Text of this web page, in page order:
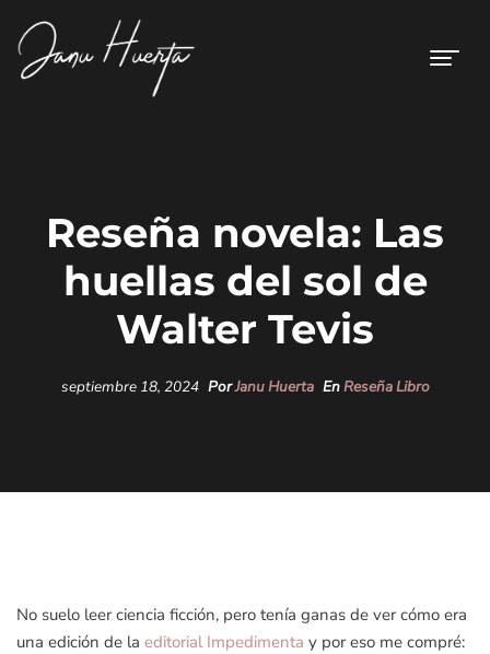
Reseña novela: Las
huellas del sol de
Walter Tevis
septiembre 18, 2024 PorJanu Huerta EnReseña Libro
No suelo leer ciencia ficción, pero tenía ganas de ver cómo era
una edición de la editorial Impedimenta y por eso me compré: